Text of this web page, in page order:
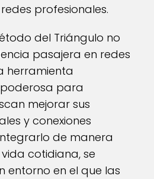
profesionales.
del Triángulo no
pasajera en redes
herramienta
para
mejorar sus
y conexiones
de manera
cotidiana, se
entorno en el que las